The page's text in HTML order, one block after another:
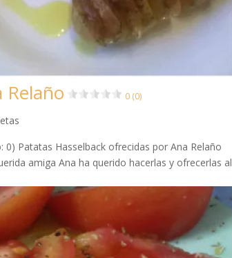
Relaño 0 (0)
Patatas Hasselback ofrecidas por Ana Relaño
amiga Ana ha querido hacerlas y ofrecerlas al